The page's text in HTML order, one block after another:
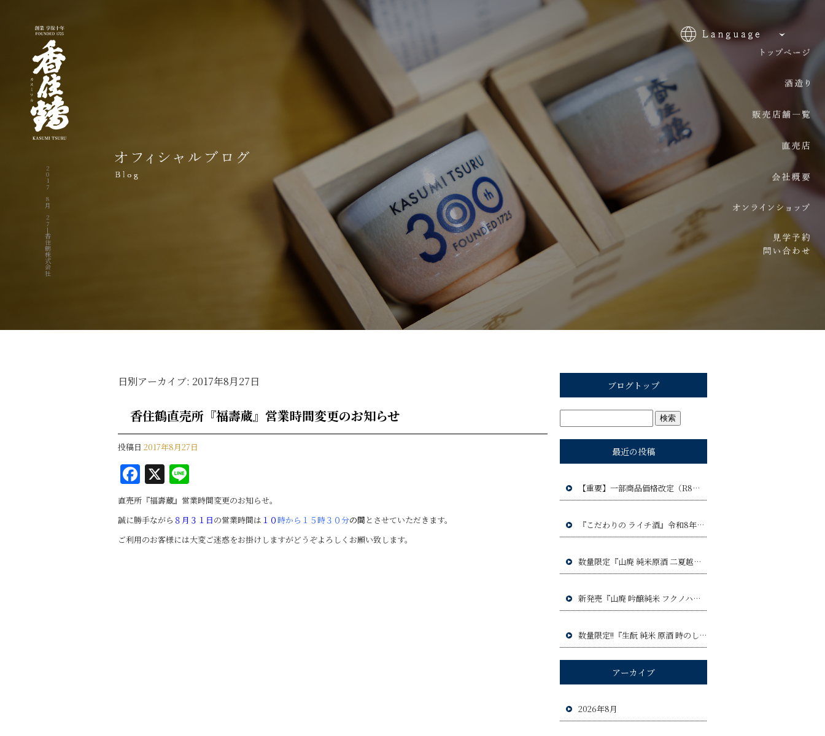
2017 8月 27|香住鶴株式会社
日別アーカイブ: 2017年8月27日
香住鶴直売所『福壽蔵』営業時間変更のお知らせ
投稿日 2017年8月27日
F
a
c
e
b
X
n
e
直売所『福壽蔵』営業時間変更のお知らせ。
誠に勝手ながら ８月３１日の営業時間は １０時から１５時３０分の間 とさせていただきます。
ご利用のお客様には大変ご迷惑をお掛けしますがどうぞよろしくお願い致します。
ブログトップ
最近の投稿
【重要】一部商品価格改定（R8年9月1日）のお知らせ
『こだわりの ライチ酒』令和8年9月17日(木)発売予定!!
数量限定『山廃 純米原酒 二夏越え ひやおろし』令和8年9月3日(木)発売予定!!
新発売『山廃 吟醸純米 フクノハナ』令和8年8月6日(木)発売予定!!
数量限定!!『生酛 純米 原酒 時のしらべ』令和8年8月20日(木)発売予定!!!
アーカイブ
2026年8月